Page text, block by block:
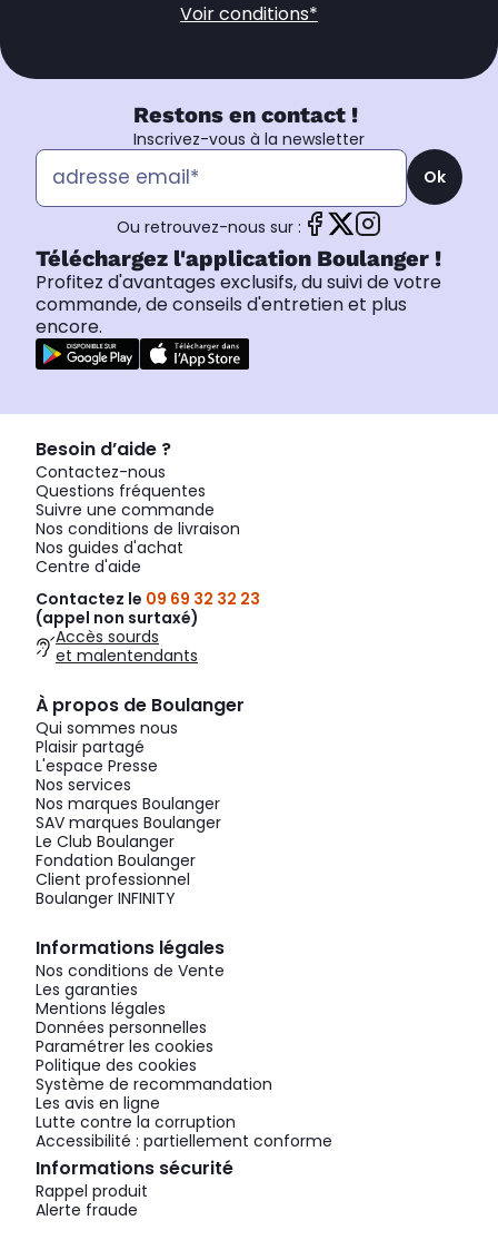
Voir conditions*
Restons en contact !
Inscrivez-vous à la newsletter
Ok
Ou retrouvez-nous sur :
Téléchargez l'application Boulanger !
Profitez d'avantages exclusifs, du suivi de votre
commande, de conseils d'entretien et plus
encore.
Besoin d’aide ?
Contactez-nous
Questions fréquentes
Suivre une commande
Nos conditions de livraison
Nos guides d'achat
Centre d'aide
Contactez le 09 69 32 32 23
(appel non surtaxé)
Accès sourds
et malentendants
À propos de Boulanger
Qui sommes nous
Plaisir partagé
L'espace Presse
Nos services
Nos marques Boulanger
SAV marques Boulanger
Le Club Boulanger
Fondation Boulanger
Client professionnel
Boulanger INFINITY
Informations légales
Nos conditions de Vente
Les garanties
Mentions légales
Données personnelles
Paramétrer les cookies
Politique des cookies
Système de recommandation
Les avis en ligne
Lutte contre la corruption
Accessibilité : partiellement conforme
Informations sécurité
Rappel produit
Alerte fraude